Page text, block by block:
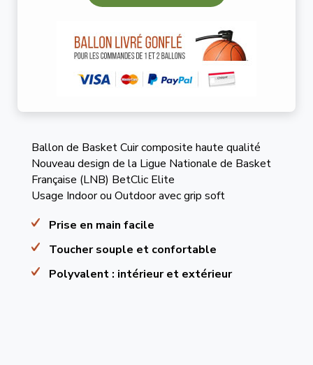
Ballon de Basket Cuir composite haute qualité
Nouveau design de la Ligue Nationale de Basket
Française (LNB) BetClic Elite
Usage Indoor ou Outdoor avec grip soft
Prise en main facile
Toucher souple et confortable
Polyvalent : intérieur et extérieur